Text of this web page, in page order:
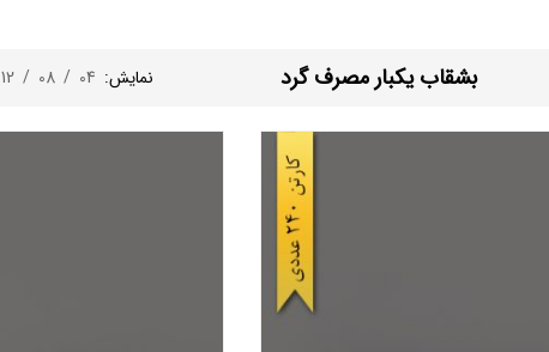
بشقاب یکبار مصرف گرد نمایش: 04
/
08
/
12